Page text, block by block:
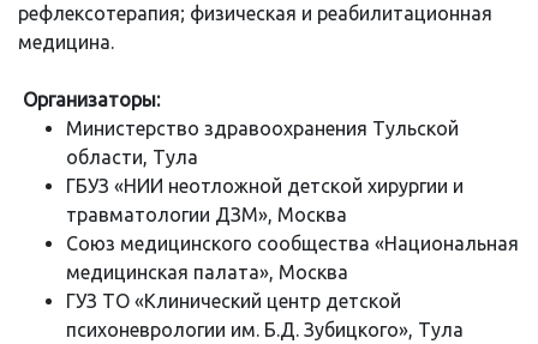
рефлексотерапия; физическая и реабилитационная
медицина.
Организаторы:
Министерство здравоохранения Тульской
области, Тула
ГБУЗ «НИИ неотложной детской хирургии и
травматологии ДЗМ», Москва
Союз медицинского сообщества «Национальная
медицинская палата», Москва
ГУЗ ТО «Клинический центр детской
психоневрологии им. Б.Д. Зубицкого», Тула